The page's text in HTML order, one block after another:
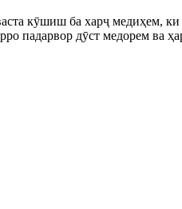
кӯшиш ба харҷ медиҳем,
падарвор дӯст медорем ва